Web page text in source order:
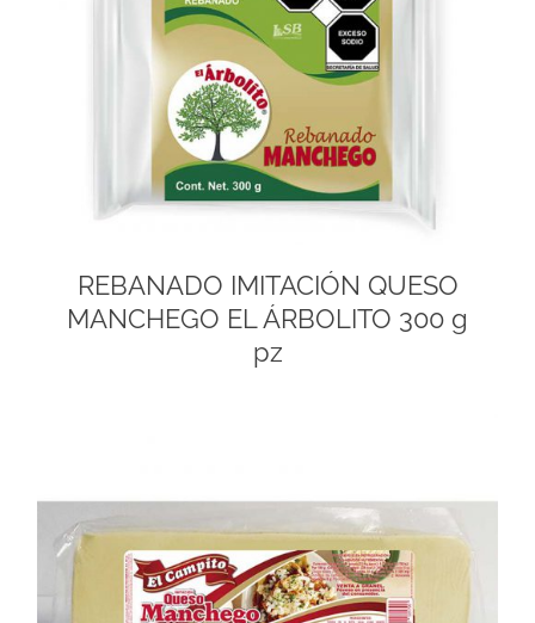
REBANADO IMITACIÓN QUESO
MANCHEGO EL ÁRBOLITO 300 g
pz